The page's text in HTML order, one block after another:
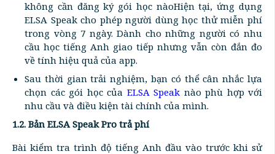
không cần đăng ký gói học nàoHiện tại, ứng dụng
ELSA Speak cho phép người dùng học thử miễn phí
trong vòng 7 ngày. Dành cho những người có nhu
cầu học tiếng Anh giao tiếp nhưng vẫn còn đắn đo
về tính hiệu quả của app.
Sau thời gian trải nghiệm, bạn có thể cân nhắc lựa
chọn các gói học của ELSA Speak nào phù hợp với
nhu cầu và điều kiện tài chính của mình.
1.2. Bản ELSA Speak Pro trả phí
Bài kiểm tra trình độ tiếng Anh đầu vào trước khi sử